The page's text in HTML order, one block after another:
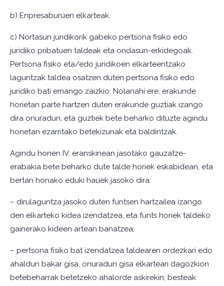
b) Enpresaburuen elkarteak.
c) Nortasun juridikorik gabeko pertsona fisiko edo
juridiko pribatuen taldeak eta ondasun-erkidegoak.
Pertsona fisiko eta/edo juridikoen elkarteentzako
laguntzak taldea osatzen duten pertsona fisiko edo
juridiko bati emango zaizkio. Nolanahi ere, erakunde
horietan parte hartzen duten erakunde guztiak izango
dira onuradun, eta guztiek bete beharko dituzte agindu
honetan ezarritako betekizunak eta baldintzak.
Agindu honen IV. eranskinean jasotako gauzatze-
erabakia bete beharko dute talde horiek eskabidean, eta
bertan honako eduki hauek jasoko dira:
– dirulaguntza jasoko duten funtsen hartzailea izango
den elkarteko kidea izendatzea, eta funts horiek taldeko
gainerako kideen artean banatzea;
– pertsona fisiko bat izendatzea taldearen ordezkari edo
ahaldun bakar gisa, onuradun gisa elkarteari dagozkion
betebeharrak betetzeko ahalorde askirekin; besteak